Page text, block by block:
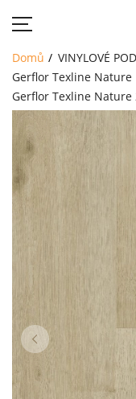
DOMŮ
SORTIMENT
AKCE
CENÍK
SOUTĚŽ
KONTAKT
Domů VINYLOVÉ
Gerflor Texline Nature
Gerflor Texline Nature